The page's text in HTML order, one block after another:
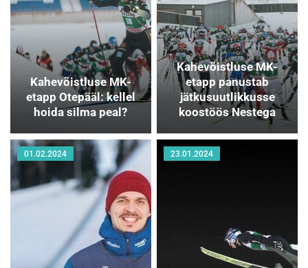
Kahevõistluse MK-
etapp Otepääl: kellel
hoida silma peal?
Kahevõistluse MK-
etapp panustab
jätkusuutlikkusse
koostöös Nestega
01.02.2024 23.01.2024